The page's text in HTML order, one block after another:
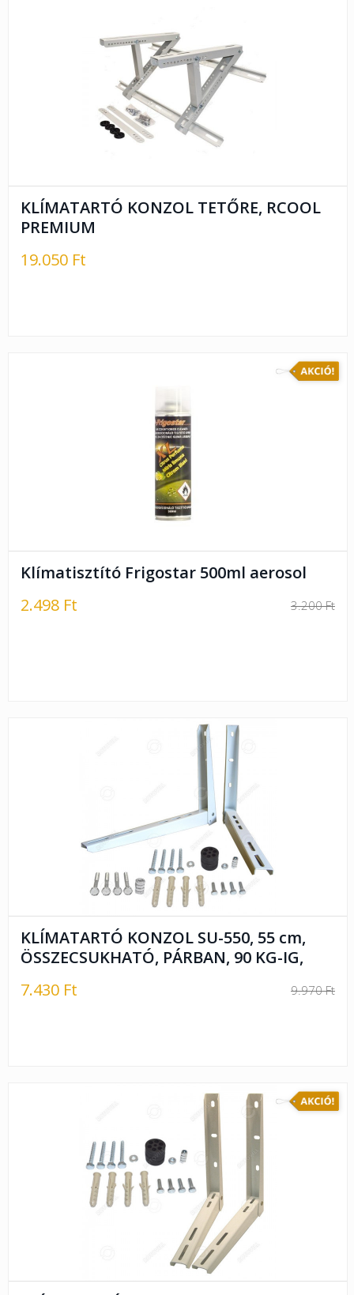
KLÍMATARTÓ KONZOL TETŐRE, RCOOL
PREMIUM
19.050 Ft
Klímatisztító Frigostar 500ml aerosol
2.498 Ft
3.200 Ft
KLÍMATARTÓ KONZOL SU-550, 55 cm,
ÖSSZECSUKHATÓ, PÁRBAN, 90 KG-IG,
7.430 Ft
9.970 Ft